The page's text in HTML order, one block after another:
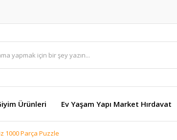
Ürünleri Ev Yaşam Yapı Market Hırdavat
1000 Parça Puzzle